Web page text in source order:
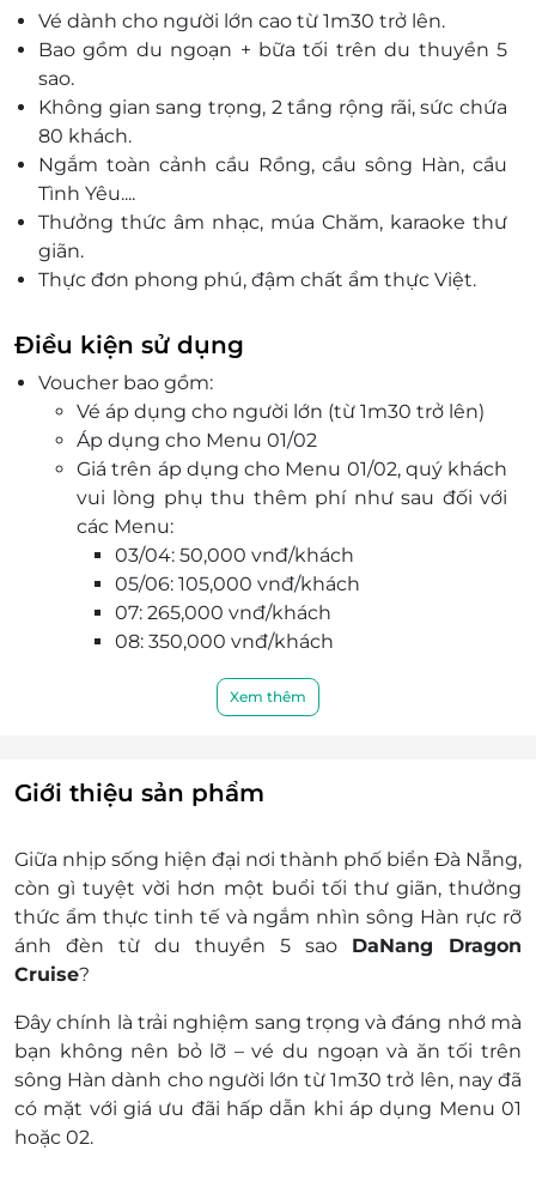
Vé dành cho người lớn cao từ 1m30 trở lên.
Bao gồm du ngoạn + bữa tối trên du thuyền 5
sao.
Không gian sang trọng, 2 tầng rộng rãi, sức chứa
80 khách.
Ngắm toàn cảnh cầu Rồng, cầu sông Hàn, cầu
Tình Yêu....
Thưởng thức âm nhạc, múa Chăm, karaoke thư
giãn.
Thực đơn phong phú, đậm chất ẩm thực Việt.
cực hấp dẫn.
Điều kiện sử dụng
Voucher bao gồm:
Vé áp dụng cho người lớn (từ 1m30 trở lên)
Áp dụng cho Menu 01/02
Giá trên áp dụng cho Menu 01/02, quý khách
vui lòng phụ thu thêm phí như sau đối với
các Menu:
03/04: 50,000 vnđ/khách
05/06: 105,000 vnđ/khách
07: 265,000 vnđ/khách
08: 350,000 vnđ/khách
Chuyến 3: 21h30 - 22h45
Mức giá trên đã bao gồm thuế VAT, vé du
chào mừng
Lưu ý: Không hoàn trả hoặc dời ngày trong
trường hợp khách đến trễ với giờ xuất bến
Dịch vụ không bao gồm: Chi phí cá nhân và chi
phí phát sinh khác
Chính sách trẻ em:
Trẻ em tính từ 1m00 đến dưới 1m30: áp
dụng giá vé trẻ em
Trẻ em dưới 1m00: miễn phí
Điều kiện đặt & nhận dịch vụ:
Xem thêm
Giới thiệu sản phẩm
Giữa nhịp sống hiện đại nơi thành phố biển Đà Nẵng,
còn gì tuyệt vời hơn một buổi tối thư giãn, thưởng
thức ẩm thực tinh tế và ngắm nhìn sông Hàn rực rỡ
ánh đèn từ du thuyền 5 sao DaNang Dragon
Cruise?
Đây chính là trải nghiệm sang trọng và đáng nhớ mà
bạn không nên bỏ lỡ – vé du ngoạn và ăn tối trên
sông Hàn dành cho người lớn từ 1m30 trở lên, nay đã
có mặt với giá ưu đãi hấp dẫn khi áp dụng Menu 01
hoặc 02.